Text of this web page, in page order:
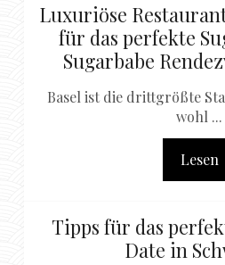
Luxuriöse
für das perfekte
Sugarbabe
Basel ist die drittgrößte
wohl ...
Lesen
Tipps für das
Date in